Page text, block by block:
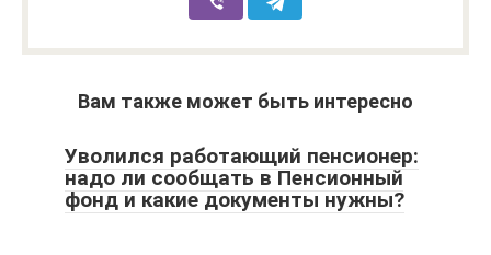
Вам также может быть интересно
Уволился работающий пенсионер:
надо ли сообщать в Пенсионный
фонд и какие документы нужны?